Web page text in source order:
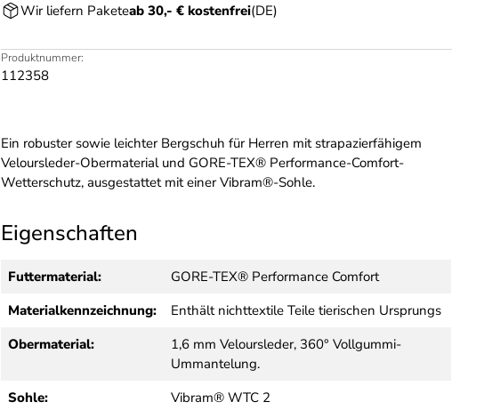
Wir liefern Paketeab 30,- € kostenfrei(DE)
Produktnummer:
112358
Ein robuster sowie leichter Bergschuh für Herren mit strapazierfähigem
Veloursleder-Obermaterial und GORE-TEX® Performance-Comfort-
Wetterschutz, ausgestattet mit einer Vibram®-Sohle.
Eigenschaften
Futtermaterial:
GORE-TEX® Performance Comfort
Materialkennzeichnung:
Enthält nichttextile Teile tierischen Ursprungs
Obermaterial:
1,6 mm Veloursleder, 360° Vollgummi-
Ummantelung.
Sohle:
Vibram® WTC 2